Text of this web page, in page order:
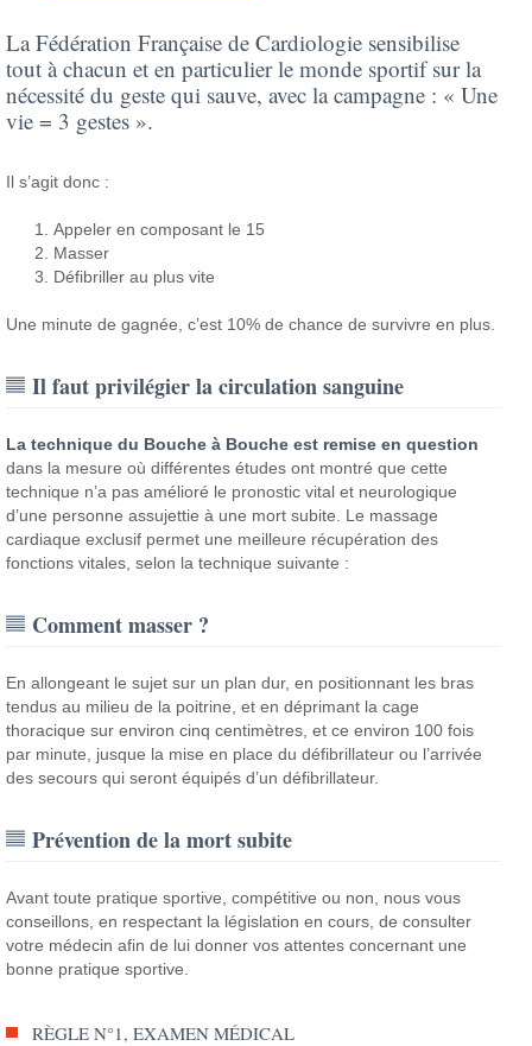
La Fédération Française de Cardiologie sensibilise
tout à chacun et en particulier le monde sportif sur la
nécessité du geste qui sauve, avec la campagne : « Une
vie = 3 gestes ».
Il s’agit donc :
Appeler en composant le 15
Masser
Défibriller au plus vite
Une minute de gagnée, c’est 10% de chance de survivre en plus.
Il faut privilégier la circulation sanguine
La technique du Bouche à Bouche est remise en question
dans la mesure où différentes études ont montré que cette
technique n’a pas amélioré le pronostic vital et neurologique
d’une personne assujettie à une mort subite. Le massage
cardiaque exclusif permet une meilleure récupération des
fonctions vitales, selon la technique suivante :
Comment masser ?
En allongeant le sujet sur un plan dur, en positionnant les bras
tendus au milieu de la poitrine, et en déprimant la cage
thoracique sur environ cinq centimètres, et ce environ 100 fois
par minute, jusque la mise en place du défibrillateur ou l’arrivée
des secours qui seront équipés d’un défibrillateur.
Prévention de la mort subite
Avant toute pratique sportive, compétitive ou non, nous vous
conseillons, en respectant la législation en cours, de consulter
votre médecin afin de lui donner vos attentes concernant une
bonne pratique sportive.
RÈGLE N°1, EXAMEN MÉDICAL